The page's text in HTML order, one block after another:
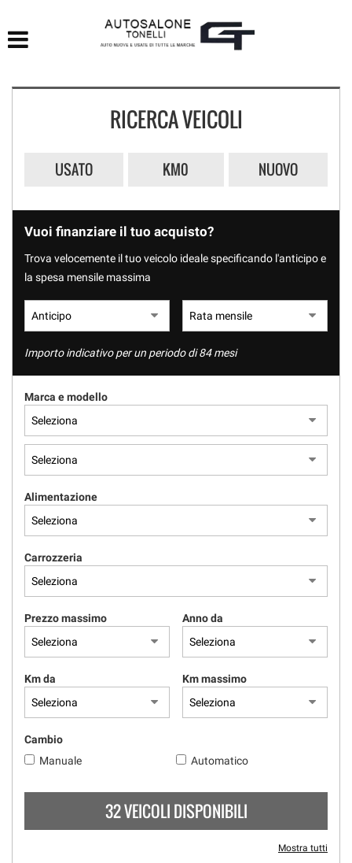
ASSISTENZA
CONTATTI
RICERCA VEICOLI
USATO KM0 NUOVO
Vuoi finanziare il tuo acquisto?
Trova velocemente il tuo veicolo ideale specificando l'anticipo e
la spesa mensile massima
Importo indicativo per un periodo di 84 mesi
Marca e modello
Alimentazione
Carrozzeria
Prezzo massimo Anno da
Km da Km massimo
Cambio
Manuale
Automatico
32 VEICOLI DISPONIBILI
Mostra tutti